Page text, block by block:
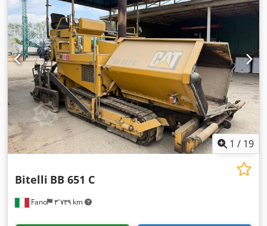
1 / 19
Fano ۳٬۷۳۹ km
Bitelli BB 651 C